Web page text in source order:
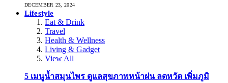
DECEMBER 23, 2024
Lifestyle
Eat & Drink
Travel
Health & Wellness
Living & Gadget
View All
5 เมนูน้ำสมุนไพร ดูแลสุขภาพหน้าฝน ลดหวัด เพิ่มภูมิ